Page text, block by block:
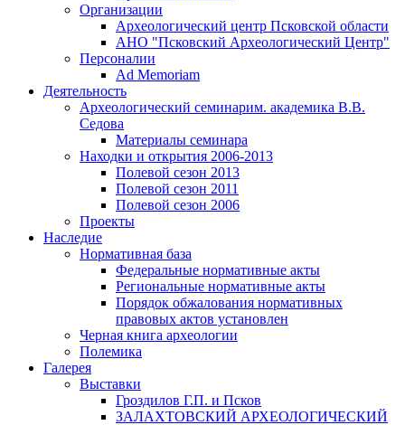
Организации
Археологический центр Псковской области
АНО "Псковский Археологический Центр"
Персоналии
Ad Memoriam
Деятельность
Археологический семинарим. академика В.В.
Седова
Материалы семинара
Находки и открытия 2006-2013
Полевой сезон 2013
Полевой сезон 2011
Полевой сезон 2006
Проекты
Наследие
Нормативная база
Федеральные нормативные акты
Региональные нормативные акты
Порядок обжалования нормативных
правовых актов установлен
Черная книга археологии
Полемика
Галерея
Выставки
Гроздилов Г.П. и Псков
ЗАЛАХТОВСКИЙ АРХЕОЛОГИЧЕСКИЙ